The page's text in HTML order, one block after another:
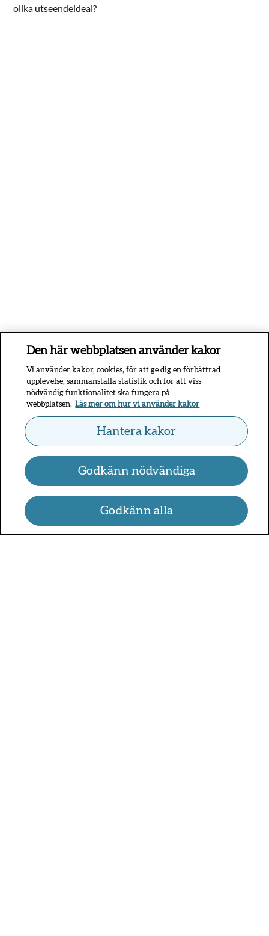
olika utseendeideal?
Den här webbplatsen använder kakor
Vi använder kakor, cookies, för att ge dig en förbättrad
upplevelse, sammanställa statistik och för att viss
nödvändig funktionalitet ska fungera på
webbplatsen. Läs mer om hur vi använder kakor
Hantera kakor
Godkänn nödvändiga
Godkänn alla